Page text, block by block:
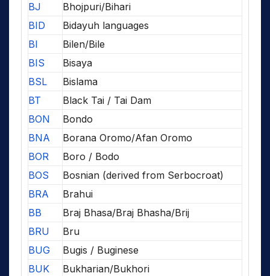
BJ
Bhojpuri/Bihari
BID
Bidayuh languages
BI
Bilen/Bile
BIS
Bisaya
BSL
Bislama
BT
Black Tai / Tai Dam
BON
Bondo
BNA
Borana Oromo/Afan Oromo
BOR
Boro / Bodo
BOS
Bosnian (derived from Serbocroat)
BRA
Brahui
BB
Braj Bhasa/Braj Bhasha/Brij
BRU
Bru
BUG
Bugis / Buginese
BUK
Bukharian/Bukhori